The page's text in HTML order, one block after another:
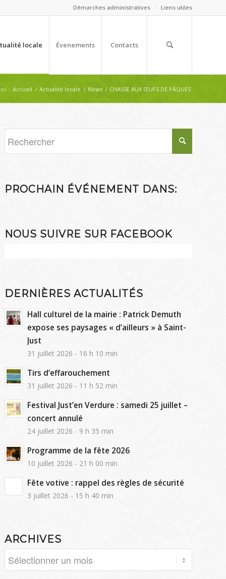
Démarches administratives Liens utiles
locale Évenements Contacts
: Accueil / Actualité locale / News / CHASSE AUX ŒUFS DE PÂQUES
PROCHAIN ÉVÉNEMENT DANS:
NOUS SUIVRE SUR FACEBOOK
DERNIÈRES ACTUALITÉS
Hall culturel de la mairie : Patrick Demuth
expose ses paysages « d’ailleurs » à Saint-
Just
31 juillet 2026 - 16 h 10 min
Tirs d’effarouchement
31 juillet 2026 - 11 h 52 min
Festival Just’en Verdure : samedi 25 juillet –
concert annulé
24 juillet 2026 - 9 h 35 min
Programme de la fête 2026
10 juillet 2026 - 21 h 00 min
Fête votive : rappel des règles de sécurité
3 juillet 2026 - 15 h 40 min
ARCHIVES